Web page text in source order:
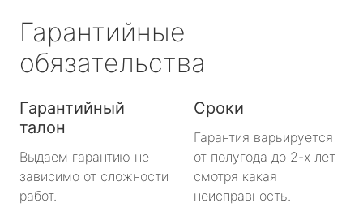
Гарантийные
обязательства
Гарантийный
талон
Выдаем гарантию не
зависимо от сложности
работ.
Сроки
Гарантия варьируется
от полугода до 2-х лет
смотря какая
неисправность.